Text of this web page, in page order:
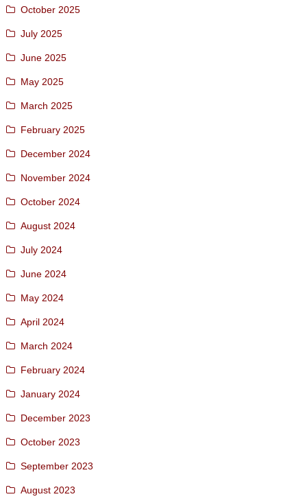
October 2025
July 2025
June 2025
May 2025
March 2025
February 2025
December 2024
November 2024
October 2024
August 2024
July 2024
June 2024
May 2024
April 2024
March 2024
February 2024
January 2024
December 2023
October 2023
September 2023
August 2023